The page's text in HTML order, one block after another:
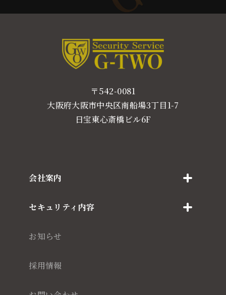
〒542-0081
大阪府大阪市中央区南船場3丁目1-7
日宝東心斎橋ビル6F
会社案内
セキュリティ内容
お知らせ
採用情報